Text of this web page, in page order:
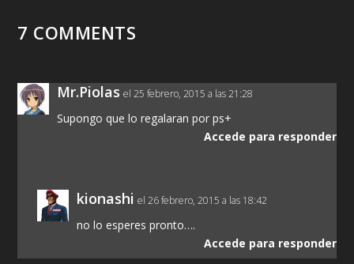
7 COMMENTS
Mr.Piolas el 25 febrero, 2015 a las 21:28
Supongo que lo regalaran por ps+
Accede para responder
kionashi el 26 febrero, 2015 a las 18:42
no lo esperes pronto….
Accede para responder